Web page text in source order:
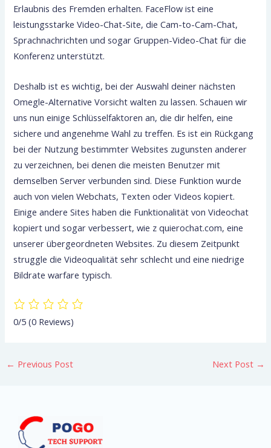
Erlaubnis des Fremden erhalten. FaceFlow ist eine
leistungsstarke Video-Chat-Site, die Cam-to-Cam-Chat,
Sprachnachrichten und sogar Gruppen-Video-Chat für die
Konferenz unterstützt.
Deshalb ist es wichtig, bei der Auswahl deiner nächsten
Omegle-Alternative Vorsicht walten zu lassen. Schauen wir
uns nun einige Schlüsselfaktoren an, die dir helfen, eine
sichere und angenehme Wahl zu treffen. Es ist ein Rückgang
bei der Nutzung bestimmter Websites zugunsten anderer
zu verzeichnen, bei denen die meisten Benutzer mit
demselben Server verbunden sind. Diese Funktion wurde
auch von vielen Webchats, Texten oder Videos kopiert.
Einige andere Sites haben die Funktionalität von Videochat
kopiert und sogar verbessert, wie z quierochat.com, eine
unserer übergeordneten Websites. Zu diesem Zeitpunkt
struggle die Videoqualität sehr schlecht und eine niedrige
Bildrate warfare typisch.
0/5(0 Reviews)
← Previous Post Next Post →